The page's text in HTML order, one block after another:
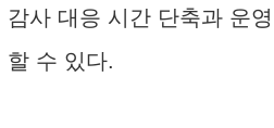
감사 대응 시간 단축과 운
할 수 있다.